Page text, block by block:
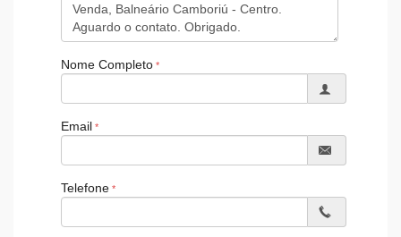
Quiosque Externo
Piscina Infantil
Câmeras de Segurança
Elevador
Espaço Zen
Entrada para Banhistas
Hall Decorado e Mobiliado
Acessibilidade para PNE
Nome Completo
Email
Telefone